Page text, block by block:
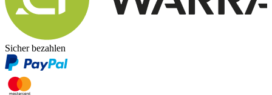
Sicher bezahlen